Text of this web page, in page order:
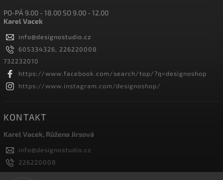
PO-PÁ 9.00 - 18.00 SO 9.00 - 12.00
Karel Vacek
info@designostudio.cz
605334326, 226220008
732232010
https://www.facebook.com/search/top/?q=designoshop
https://www.instagram.com/designoshop/
KONTAKT
Karel Vacek, Růžena Jirsová
info@designostudio.cz
226220008
605334326, 732232010